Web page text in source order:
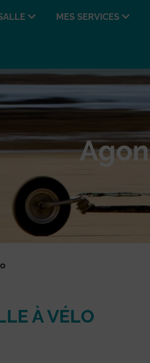
MES SERVICES
À VÉLO